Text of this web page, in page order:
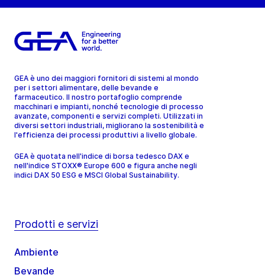
GEA è uno dei maggiori fornitori di sistemi al mondo
per i settori alimentare, delle bevande e
farmaceutico. Il nostro portafoglio comprende
macchinari e impianti, nonché tecnologie di processo
avanzate, componenti e servizi completi. Utilizzati in
diversi settori industriali, migliorano la sostenibilità e
l'efficienza dei processi produttivi a livello globale.
GEA è quotata nell'indice di borsa tedesco DAX e
nell'indice STOXX® Europe 600 e figura anche negli
indici DAX 50 ESG e MSCI Global Sustainability.
Prodotti e servizi
Ambiente
Bevande